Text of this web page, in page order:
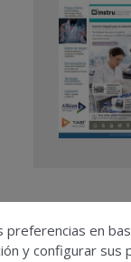
en
y configurar sus